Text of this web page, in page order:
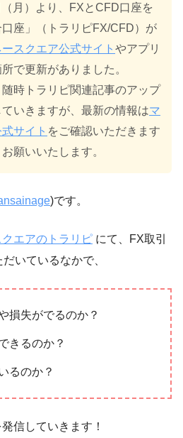
月）より、FXとCFD口座を
座」（トラリピFX/CFD）が
スクエア公式サイト やアプリ
で更新がありました。
時トラリピ関連記事のアップ
いきますが、最新の情報はマ
サイト をご確認いただきます
願いいたします。
)です。
エアのトラリピ にて、FX取引
いているなかで、
損失がでるのか？
きるのか？
るのか？
信していきます！